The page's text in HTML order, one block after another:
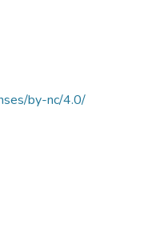
by-nc/4.0/